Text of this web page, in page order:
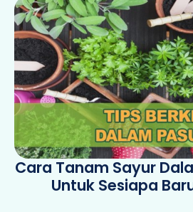
Cara Tanam Sayur
Untuk Sesiapa